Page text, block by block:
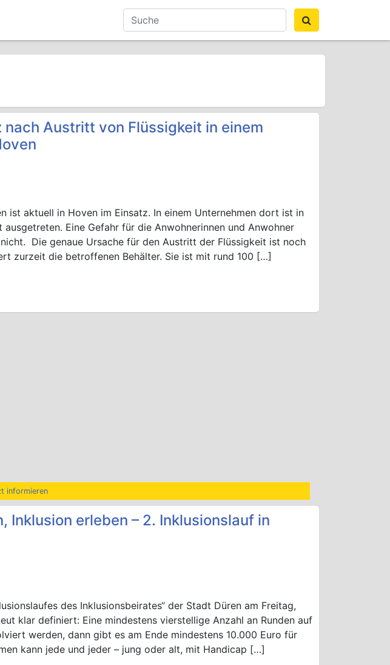
nach Austritt von Flüssigkeit in einem
ist aktuell in Hoven im Einsatz. In einem Unternehmen dort ist in
ausgetreten. Eine Gefahr für die Anwohnerinnen und Anwohner
Die genaue Ursache für den Austritt der Flüssigkeit ist noch
zurzeit die betroffenen Behälter. Sie ist mit rund 100 […]
informieren
Inklusion erleben – 2. Inklusionslauf in
des Inklusionsbeirates“ der Stadt Düren am Freitag,
klar definiert: Eine mindestens vierstellige Anzahl an Runden auf
werden, dann gibt es am Ende mindestens 10.000 Euro für
kann jede und jeder – jung oder alt, mit Handicap […]